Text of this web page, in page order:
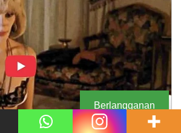
Berlangganan